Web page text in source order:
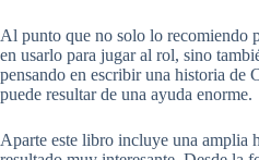
Al punto que no solo lo recomiendo
en usarlo para jugar al rol, sino
pensando en escribir una historia de
puede resultar de una ayuda enorme.
Aparte este libro incluye una amplia